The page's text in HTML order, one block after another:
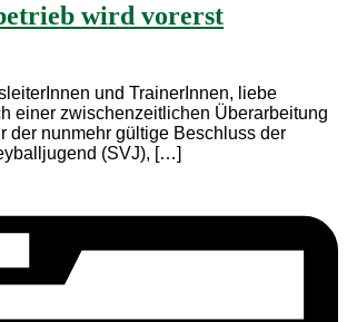
wird vorerst
und TrainerInnen, liebe
einer zwischenzeitlichen Überarbeitung
der nunmehr gültige Beschluss der
(SVJ), […]